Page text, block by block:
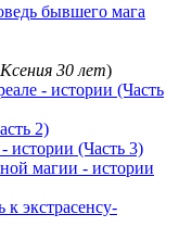
бывшего мага
Ксения 30 лет)
- истории (Часть
2)
истории (Часть 3)
магии - истории
к экстрасенсу-